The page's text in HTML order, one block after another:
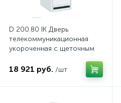
D 200.80 IK Дверь
телекоммуникационная
укороченная с щеточным
18 921 руб. /шт